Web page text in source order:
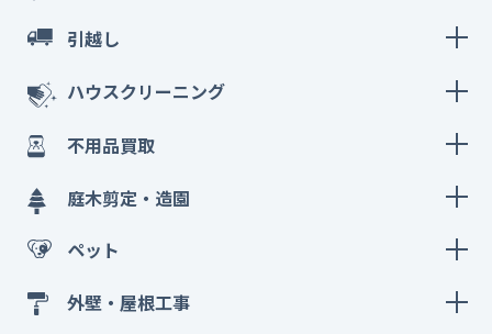
引越し
ハウスクリーニング
不用品買取
庭木剪定・造園
ペット
外壁・屋根工事